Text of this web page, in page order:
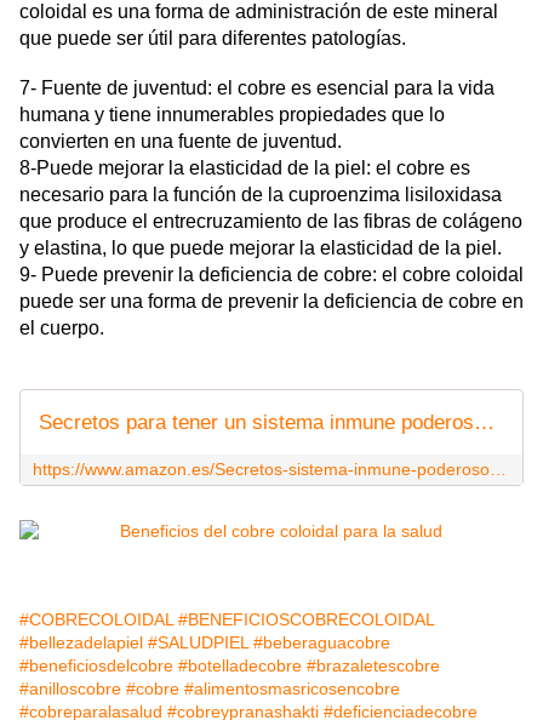
coloidal es una forma de administración de este mineral
que puede ser útil para diferentes patologías.
7- Fuente de juventud: el cobre es esencial para la vida
humana y tiene innumerables propiedades que lo
convierten en una fuente de juventud.
8-Puede mejorar la elasticidad de la piel: el cobre es
necesario para la función de la cuproenzima lisiloxidasa
que produce el entrecruzamiento de las fibras de colágeno
y elastina, lo que puede mejorar la elasticidad de la piel.
9- Puede prevenir la deficiencia de cobre: el cobre coloidal
puede ser una forma de prevenir la deficiencia de cobre en
el cuerpo.
Secretos para tener un sistema inmune poderoso (y feliz) (Medicina real de Karim A Nesr nº 1)
#COBRECOLOIDAL #BENEFICIOSCOBRECOLOIDAL
#bellezadelapiel #SALUDPIEL #beberaguacobre
#beneficiosdelcobre #botelladecobre #brazaletescobre
#anilloscobre #cobre #alimentosmasricosencobre
#cobreparalasalud #cobreypranashakti #deficienciadecobre